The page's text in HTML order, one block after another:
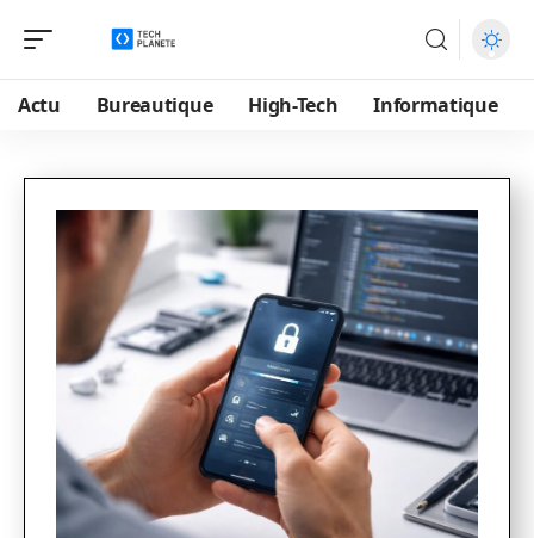
Actu Bureautique High-Tech Informatique